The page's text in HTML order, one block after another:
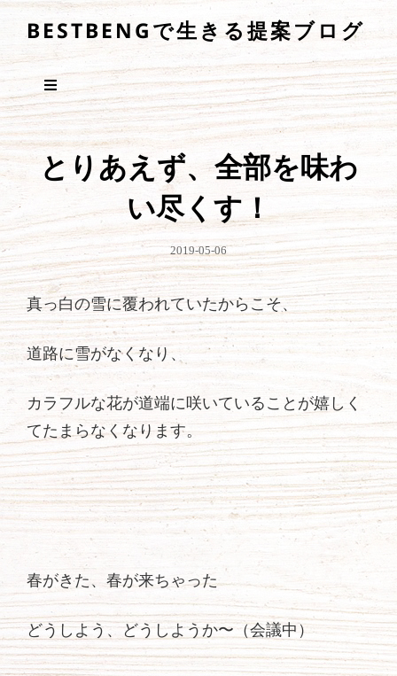
BESTBENGで生きる提案ブログ
とりあえず、全部を味わ
い尽くす！
公
開
日
2019-05-06
真っ白の雪に覆われていたからこそ、
道路に雪がなくなり、
カラフルな花が道端に咲いていることが嬉しく
てたまらなくなります。
春がきた、春が来ちゃった
どうしよう、どうしようか〜（会議中）